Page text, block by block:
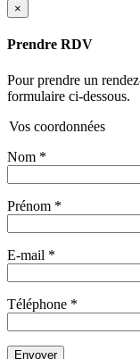
×
Prendre RDV
Pour prendre un
formulaire ci-dessous.
Vos coordonnées
Nom *
Prénom *
E-mail *
Téléphone *